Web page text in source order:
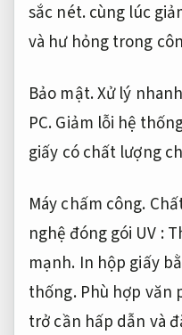
sắc nét.cùng lúc
và hư hỏng trong
Bảo mật.Xử lý
PC.Giảm lỗi hệ
giấy có chất lượng
Máy chấm công.
nghệ đóng gói UV :
mạnh. In hộp giấy
thống. Phù hợp văn
trở cần hấp dẫn và